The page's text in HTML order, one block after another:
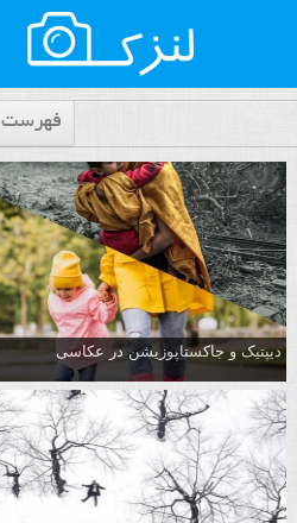
فهرست
دیپتیک و جاکستا‌پوزیشن در عکاسی